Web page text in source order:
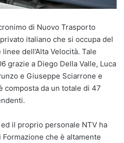
di Nuovo Trasporto
italiano che si occupa del
dell’Alta Velocità. Tale
grazie a Diego Della Valle, Luca
e Giuseppe Sciarrone e
composta da un totale di 47
il proprio personale NTV ha
Formazione che è altamente